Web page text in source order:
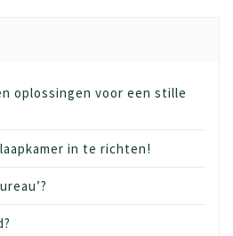
oplossingen voor een stille
in te richten!